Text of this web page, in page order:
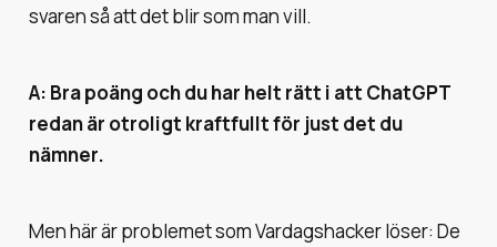
svaren så att det blir som man vill.
A: Bra poäng och du har helt rätt i att ChatGPT
redan är otroligt kraftfullt för just det du
nämner.
Men här är problemet som Vardagshacker löser: De